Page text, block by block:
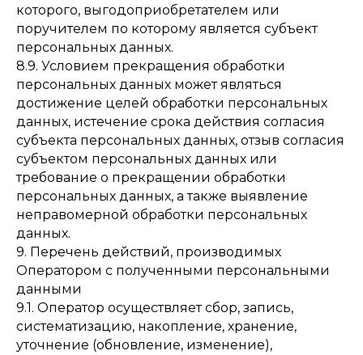
которого, выгодоприобретателем или
поручителем по которому является субъект
персональных данных.
8.9. Условием прекращения обработки
персональных данных может являться
достижение целей обработки персональных
данных, истечение срока действия согласия
субъекта персональных данных, отзыв согласия
субъектом персональных данных или
требование о прекращении обработки
персональных данных, а также выявление
неправомерной обработки персональных
данных.
9. Перечень действий, производимых
Оператором с полученными персональными
данными
9.1. Оператор осуществляет сбор, запись,
систематизацию, накопление, хранение,
уточнение (обновление, изменение),